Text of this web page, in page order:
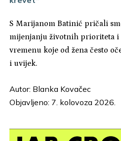
S Marijanom Batinić pričali
mijenjanju životnih prioriteta i
vremenu koje od žena često
i uvijek.
Autor: Blanka Kovačec
Objavljeno: 7. kolovoza 2026.